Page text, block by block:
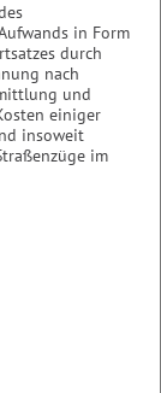
in Form
durch
nach
und
einiger
insoweit
im